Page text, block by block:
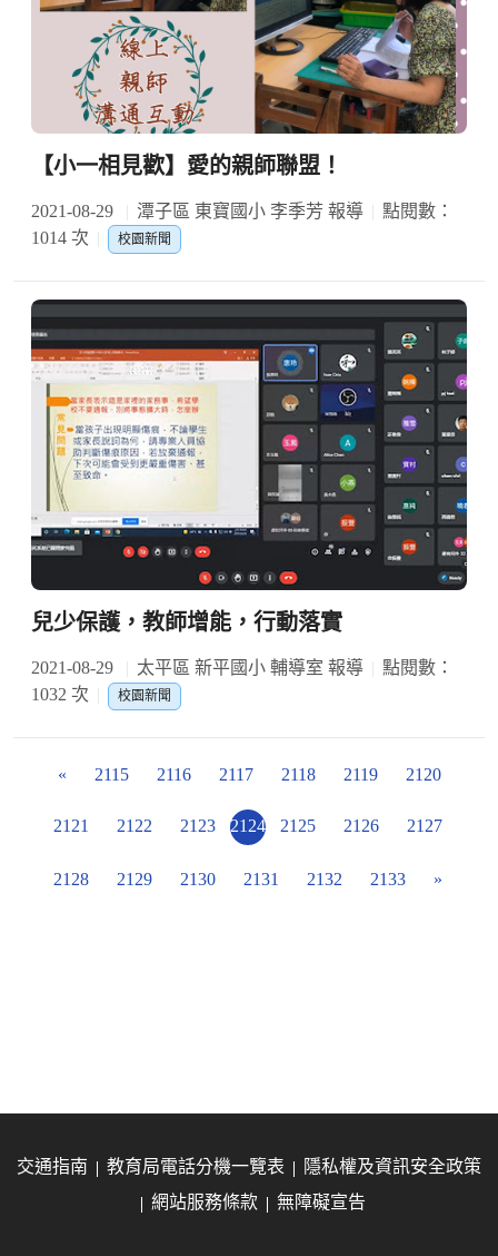
【小一相見歡】愛的親師聯盟！
2021-08-29 潭子區 東寶國小 李季芳 報導
點閱數：
1014 次
校園新聞
兒少保護，教師增能，行動落實
2021-08-29 太平區 新平國小 輔導室 報導
點閱數：
1032 次
校園新聞
« 2115 2116 2117 2118 2119 2120
2121 2122 2123 2124 2125 2126 2127
2128 2129 2130 2131 2132 2133 »
交通指南 教育局電話分機一覽表
隱私權及資訊安全政策
網站服務條款
無障礙宣告